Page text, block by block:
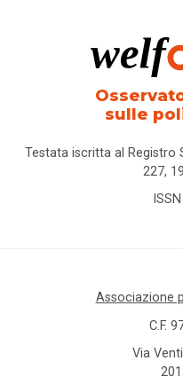
sulle
Testata iscritta al Registro
227,
Associazione
C.F.
Via